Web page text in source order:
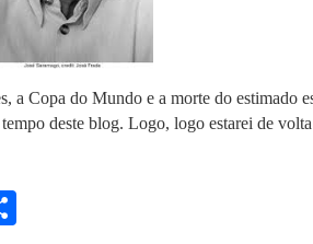
a Copa do Mundo e a morte do estimado
tempo deste blog. Logo, logo estarei de